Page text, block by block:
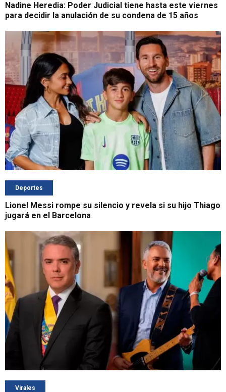
Nadine Heredia: Poder Judicial tiene hasta este viernes
para decidir la anulación de su condena de 15 años
Deportes
Lionel Messi rompe su silencio y revela si su hijo Thiago
jugará en el Barcelona
Virales